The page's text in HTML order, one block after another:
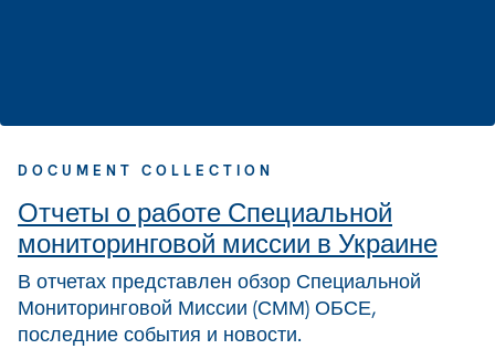
DOCUMENT COLLECTION
Отчеты о работе Специальной
мониторинговой миссии в Украине
В отчетах представлен обзор Специальной
Мониторинговой Миссии (СММ) ОБСЕ,
последние события и новости.